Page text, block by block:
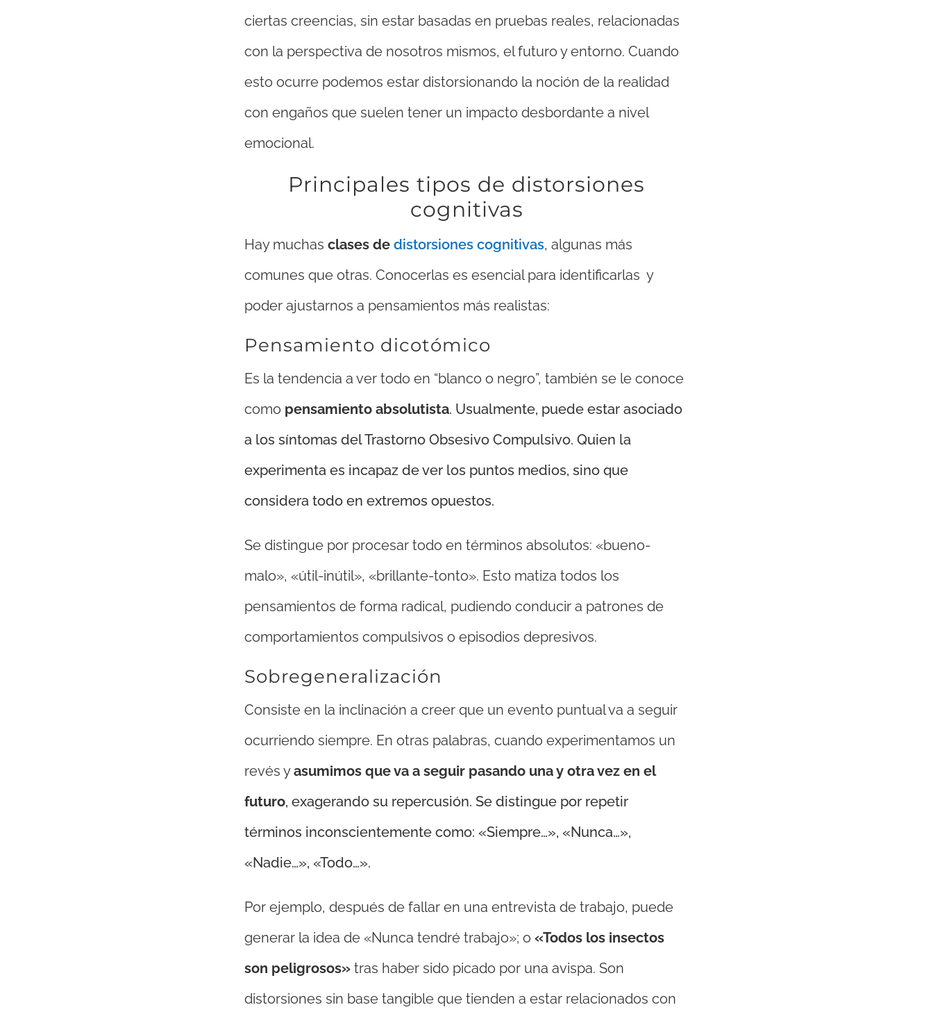
ciertas creencias, sin estar basadas en pruebas reales, relacionadas
con la perspectiva de nosotros mismos, el futuro y entorno. Cuando
esto ocurre podemos estar distorsionando la noción de la realidad
con engaños que suelen tener un impacto desbordante a nivel
emocional.
Principales tipos de distorsiones
cognitivas
Hay muchas clases de distorsiones cognitivas, algunas más
comunes que otras. Conocerlas es esencial para identificarlas y
poder ajustarnos a pensamientos más realistas:
Pensamiento dicotómico
Es la tendencia a ver todo en “blanco o negro”, también se le conoce
como pensamiento absolutista. Usualmente, puede estar asociado
a los síntomas del Trastorno Obsesivo Compulsivo. Quien la
experimenta es incapaz de ver los puntos medios, sino que
considera todo en extremos opuestos.
Se distingue por procesar todo en términos absolutos: «bueno-
malo», «útil-inútil», «brillante-tonto». Esto matiza todos los
pensamientos de forma radical, pudiendo conducir a patrones de
comportamientos compulsivos o episodios depresivos.
Sobregeneralización
Consiste en la inclinación a creer que un evento puntual va a seguir
ocurriendo siempre. En otras palabras, cuando experimentamos un
revés yasumimos que va a seguir pasando una y otra vez en el
futuro, exagerando su repercusión. Se distingue por repetir
términos inconscientemente como: «Siempre…», «Nunca…»,
«Nadie…», «Todo…».
Por ejemplo, después de fallar en una entrevista de trabajo, puede
generar la idea de «Nunca tendré trabajo»; o «Todos los insectos
son peligrosos» tras haber sido picado por una avispa. Son
distorsiones sin base tangible que tienden a estar relacionados con